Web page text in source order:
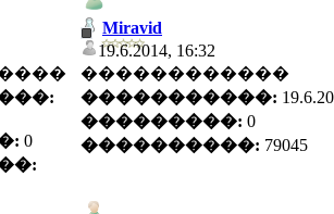
0
Miravid
19.6.2014, 16:32
������������
�����������:
���������: 0
����������: 79045